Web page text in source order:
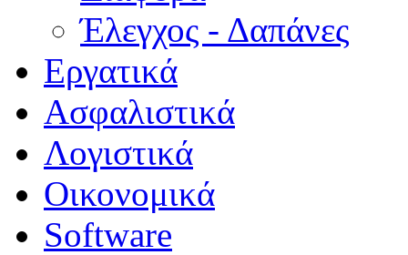
Έλεγχος - Δαπάνες
Εργατικά
Ασφαλιστικά
Λογιστικά
Οικονομικά
Software